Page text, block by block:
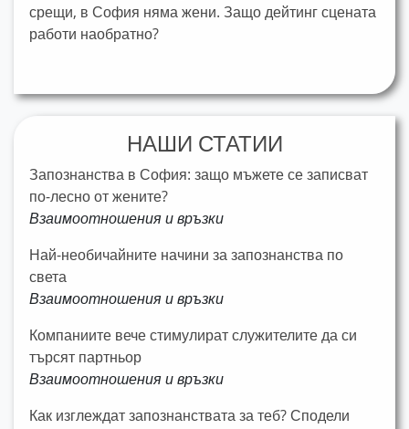
срещи, в София няма жени. Защо дейтинг сцената
работи наобратно?
НАШИ СТАТИИ
Запознанства в София: защо мъжете се записват
по-лесно от жените?
Взаимоотношения и връзки
Най-необичайните начини за запознанства по
света
Взаимоотношения и връзки
Компаниите вече стимулират служителите да си
търсят партньор
Взаимоотношения и връзки
Как изглеждат запознанствата за теб? Сподели